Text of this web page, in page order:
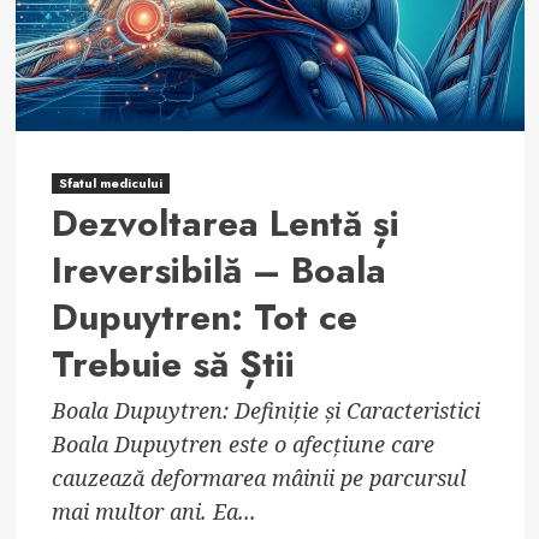
Sfatul medicului
Dezvoltarea Lentă și
Ireversibilă – Boala
Dupuytren: Tot ce
Trebuie să Știi
Boala Dupuytren: Definiție și Caracteristici
Boala Dupuytren este o afecțiune care
cauzează deformarea mâinii pe parcursul
mai multor ani. Ea...